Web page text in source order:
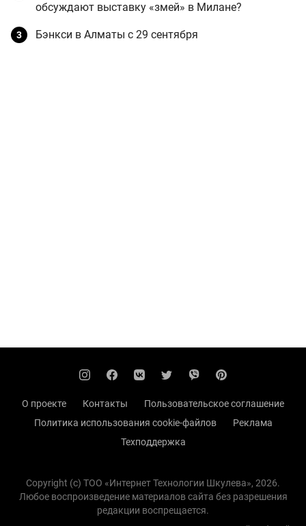
обсуждают выставку «змей» в Милане?
Бэнкси в Алматы с 29 сентября
О проекте Контакты
Пользовательское соглашение
Политика использования cookie-файлов
Реклама
Техподдержка
Copyright (с) TOO «Интернет Технологии Шкулева», 2026.
Любое воспроизведение материалов сайта без разрешения
редакции воспрещается.